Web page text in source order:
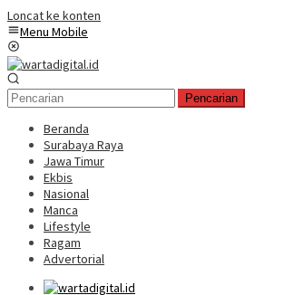
Loncat ke konten
Menu Mobile
Pencarian
Beranda
Surabaya Raya
Jawa Timur
Ekbis
Nasional
Manca
Lifestyle
Ragam
Advertorial